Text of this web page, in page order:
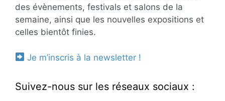
des évènements, festivals et salons de la
semaine, ainsi que les nouvelles expositions et
celles bientôt finies.
Je m’inscris à la newsletter !
Suivez-nous sur les réseaux sociaux :